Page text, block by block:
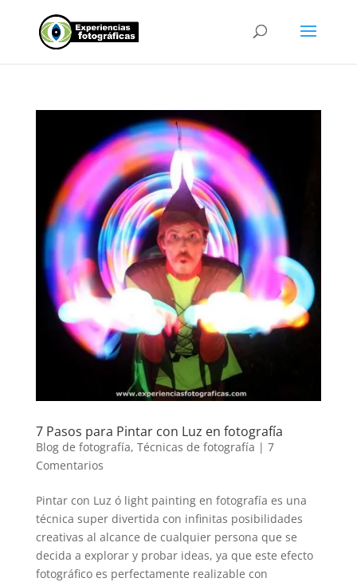
7 Pasos para Pintar con Luz en fotografía
Blog de fotografía, Técnicas de fotografía | 7
Comentarios
Pintar con Luz ó light painting en fotografía es una
técnica super divertida con infinitas posibilidades
creativas al alcance de cualquier persona que se
decida a explorar y probar ideas, ya que este efecto
fotográfico es perfectamente realizable con